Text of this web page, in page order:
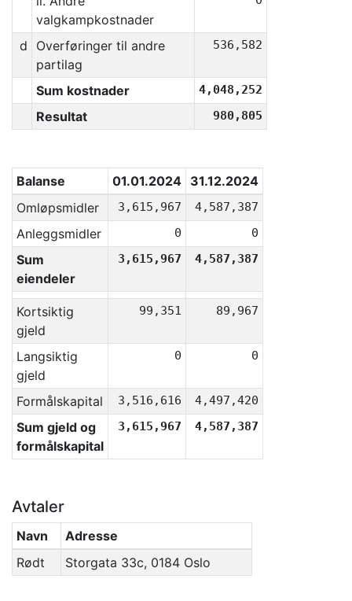
valgkampkostnader
d
Overføringer til andre
partilag
536,582
Sum kostnader 4,048,252
Resultat 980,805
Balanse 01.01.2024 31.12.2024
Omløpsmidler
3,615,967 4,587,387
Anleggsmidler 0 0
Sum
eiendeler
3,615,967 4,587,387
Kortsiktig
gjeld
99,351 89,967
Langsiktig
gjeld
0 0
Formålskapital 3,516,616 4,497,420
Sum gjeld og
formålskapital
3,615,967 4,587,387
Avtaler
Navn
Adresse
Rødt
Storgata 33c, 0184 Oslo